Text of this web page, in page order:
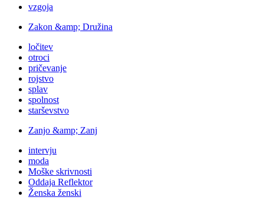
vzgoja
Zakon &amp; Družina
ločitev
otroci
pričevanje
rojstvo
splav
spolnost
starševstvo
Zanjo &amp; Zanj
intervju
moda
Moške skrivnosti
Oddaja Reflektor
Ženska ženski